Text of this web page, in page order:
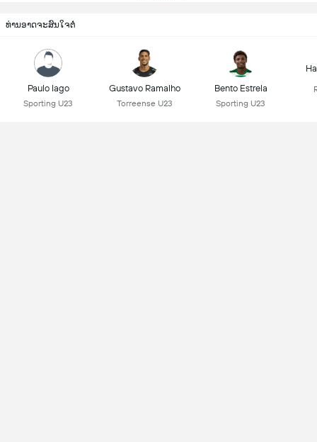
ທ່ານອາດຈະສົນໃຈຕໍ່
Paulo Iago
Sporting U23
Gustavo Ramalho
Torreense U23
Bento Estrela
Sporting U23